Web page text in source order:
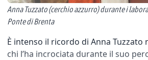
Anna Tuzzato (cerchio azzurro) durante i
Ponte di Brenta
È intenso il ricordo di Anna Tuzzato
chi l’ha incrociata durante il suo